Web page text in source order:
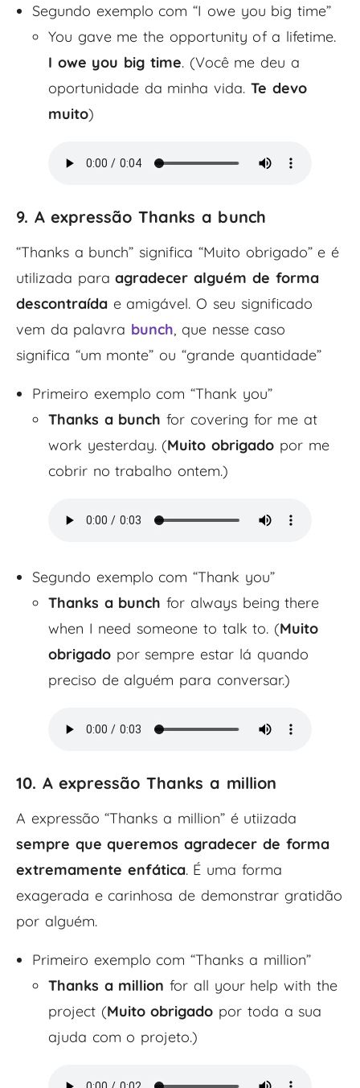
Segundo exemplo com “I owe you big time”
You gave me the opportunity of a lifetime.
I owe you big time. (Você me deu a
oportunidade da minha vida. Te devo
muito)
9. A expressão Thanks a bunch
“Thanks a bunch” significa “Muito obrigado” e é
utilizada paraagradecer alguém de forma
descontraída e amigável. O seu significado
vem da palavra bunch, que nesse caso
significa “um monte” ou “grande quantidade”
Primeiro exemplo com “Thank you”
Thanks a bunch for covering for me at
work yesterday. (Muito obrigado por me
cobrir no trabalho ontem.)
Segundo exemplo com “Thank you”
Thanks a bunch for always being there
when I need someone to talk to. (Muito
obrigado por sempre estar lá quando
preciso de alguém para conversar.)
10. A expressão Thanks a million
A expressão “Thanks a million” é utiizada
sempre que queremos agradecer de forma
extremamente enfática. É uma forma
exagerada e carinhosa de demonstrar gratidão
por alguém.
Primeiro exemplo com “Thanks a million”
Thanks a million for all your help with the
project (Muito obrigado por toda a sua
ajuda com o projeto.)